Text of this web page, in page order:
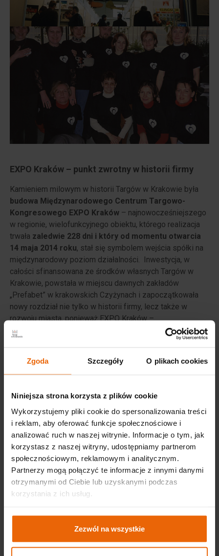
Zgoda Szczegóły O plikach cookies
Niniejsza strona korzysta z plików cookie
Wykorzystujemy pliki cookie do spersonalizowania treści
i reklam, aby oferować funkcje społecznościowe i
analizować ruch w naszej witrynie. Informacje o tym, jak
korzystasz z naszej witryny, udostępniamy partnerom
społecznościowym, reklamowym i analitycznym.
Partnerzy mogą połączyć te informacje z innymi danymi
otrzymanymi od Ciebie lub uzyskanymi podczas
korzystania z ich usług.
Zezwól na wszystkie
EXPO Kraków – punkt zwrotny w historii firmy
Kamieniem milowym w historii Targów w Krakowie była
budowa Międzynarodowego Centrum Targowo-
Kongresowego EXPO Kraków – najnowocześniejszego
w regionie, wielofunkcyjnego obiektu, którego realizacja
trwała zaledwie 228 dni i który od momentu otwarcia
14 maja 2014 roku, stał się symbolem wejścia spółki na
międzynarodowy poziom działalności. Inwestycja, w
całości sfinansowana ze środków własnych Targów w
Krakowie, powstała w miejscu dawnych zakładów
„Prefabet” w krakowskich Czyżynach i zapoczątkowała
nowy rozdział nie tylko w historii firmy, lecz także w
rozwoju miasta, ponieważ EXPO Kraków –
zaprojektowane zgodnie z ideą zrównoważonego
rozwoju, z elastycznymi, modułowymi przestrzeniami
powierzchni 14 000 m² – szybko stało się kluczowym
punktem na biznesowej i kulturalnej mapie Europy,
całego świata, przyciągając prestiżowe targi, kongresy,
konferencje i wydarzenia specjalne orazpełniąc istotną
rolę miastotwórczą.
Powstanie EXPO Kraków realnie wpłynęło na rozwój
lokalnej gospodarki i rynku pracy poprzez bezpośrednie
zatrudnienie dziesiątek osób i pośrednie wsparcie
setek podmiotów z otoczenia biznesowego– od
hoteli, restauracji, sklepów i sieci taksówek, po agencje
oświetlenia oraz wielu innych specjalistów branży
wydarzeń. Obiekt szybko stał się centrum wymiany
wybitnych ekspertów, naukowców i ludzi kultury z całego